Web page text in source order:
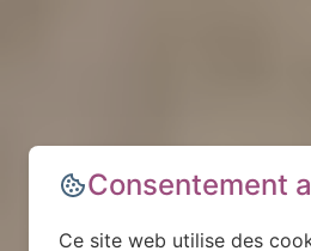
Consentement
Ce site web utilise des